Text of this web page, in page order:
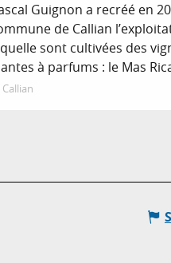
Guignon a recréé en
de Callian
sont cultivées des
à parfums : le Mas
Callian